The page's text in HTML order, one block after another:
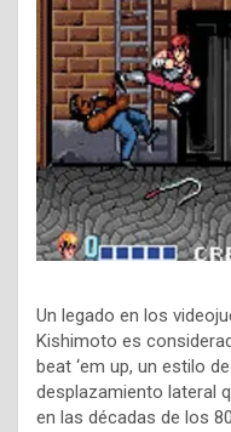
Un legado en los
Kishimoto es
beat ‘em up, un estilo
desplazamiento lateral
en las décadas de los